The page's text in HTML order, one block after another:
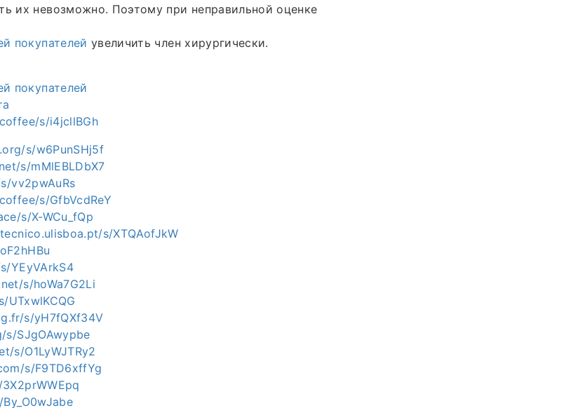
их невозможно. Поэтому при неправильной оценке
покупателей увеличить член хирургически.
покупателей
s/i4jcllBGh
s/w6PunSHj5f
s/mMlEBLDbX7
vv2pwAuRs
s/GfbVcdReY
s/X-WCu_fQp
s/XTQAofJkW
YEyVArkS4
s/hoWa7G2Li
s/yH7fQXf34V
SJgOAwypbe
s/O1LyWJTRy2
s/F9TD6xffYg